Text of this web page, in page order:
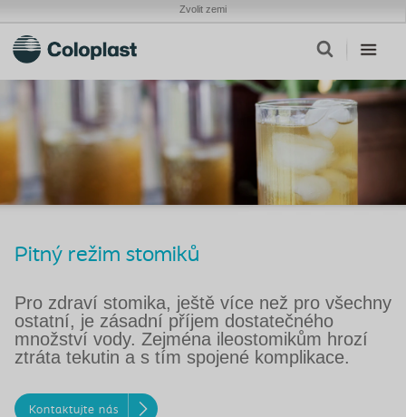
Zvolit zemi
Pitný režim stomiků
Pro zdraví stomika, ještě více než pro všechny
ostatní, je zásadní příjem dostatečného
množství vody. Zejména ileostomikům hrozí
ztráta tekutin a s tím spojené komplikace.
Kontaktujte nás